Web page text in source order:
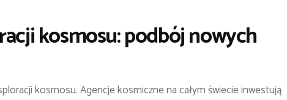
kosmosu: podbój nowych
kosmosu. Agencje kosmiczne na całym świecie inwestują